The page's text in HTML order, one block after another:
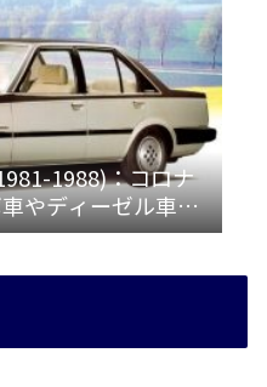
1988)：コロナ
やディーゼル車も